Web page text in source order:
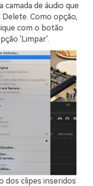
camada de áudio que
Como opção,
com o botão
'Limpar'.
dos clipes inseridos